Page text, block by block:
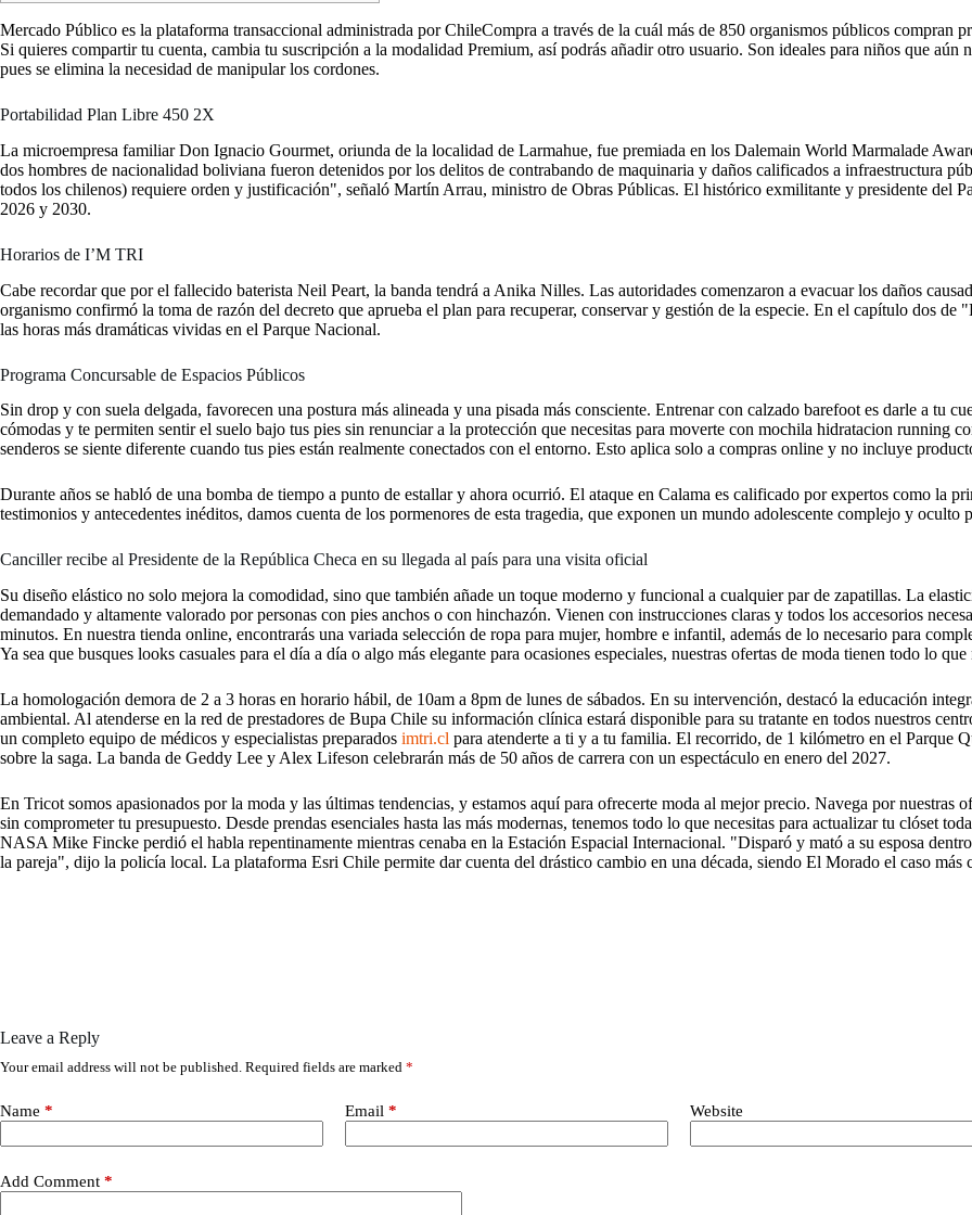
Mercado Público es la plataforma transaccional administrada por ChileCompra a través de la cuál más de 850 organismos públicos compran
Si quieres compartir tu cuenta, cambia tu suscripción a la modalidad Premium, así podrás añadir otro usuario. Son ideales para niños que aún
pues se elimina la necesidad de manipular los cordones.
Portabilidad Plan Libre 450 2X
La microempresa familiar Don Ignacio Gourmet, oriunda de la localidad de Larmahue, fue premiada en los Dalemain World Marmalade
dos hombres de nacionalidad boliviana fueron detenidos por los delitos de contrabando de maquinaria y daños calificados a infraestructura
todos los chilenos) requiere orden y justificación", señaló Martín Arrau, ministro de Obras Públicas. El histórico exmilitante y presidente del
2026 y 2030.
Horarios de I’M TRI
Cabe recordar que por el fallecido baterista Neil Peart, la banda tendrá a Anika Nilles. Las autoridades comenzaron a evacuar los daños
organismo confirmó la toma de razón del decreto que aprueba el plan para recuperar, conservar y gestión de la especie. En el capítulo dos
las horas más dramáticas vividas en el Parque Nacional.
Programa Concursable de Espacios Públicos
Sin drop y con suela delgada, favorecen una postura más alineada y una pisada más consciente. Entrenar con calzado barefoot es darle a tu
cómodas y te permiten sentir el suelo bajo tus pies sin renunciar a la protección que necesitas para moverte con mochila hidratacion running
senderos se siente diferente cuando tus pies están realmente conectados con el entorno. Esto aplica solo a compras online y no incluye
Durante años se habló de una bomba de tiempo a punto de estallar y ahora ocurrió. El ataque en Calama es calificado por expertos como la
testimonios y antecedentes inéditos, damos cuenta de los pormenores de esta tragedia, que exponen un mundo adolescente complejo y oculto
Canciller recibe al Presidente de la República Checa en su llegada al país para una visita oficial
Su diseño elástico no solo mejora la comodidad, sino que también añade un toque moderno y funcional a cualquier par de zapatillas. La
demandado y altamente valorado por personas con pies anchos o con hinchazón. Vienen con instrucciones claras y todos los accesorios
minutos. En nuestra tienda online, encontrarás una variada selección de ropa para mujer, hombre e infantil, además de lo necesario para
Ya sea que busques looks casuales para el día a día o algo más elegante para ocasiones especiales, nuestras ofertas de moda tienen todo lo
La homologación demora de 2 a 3 horas en horario hábil, de 10am a 8pm de lunes de sábados. En su intervención, destacó la educación
ambiental. Al atenderse en la red de prestadores de Bupa Chile su información clínica estará disponible para su tratante en todos nuestros
un completo equipo de médicos y especialistas preparados imtri.cl para atenderte a ti y a tu familia. El recorrido, de 1 kilómetro en el Parque
sobre la saga. La banda de Geddy Lee y Alex Lifeson celebrarán más de 50 años de carrera con un espectáculo en enero del 2027.
En Tricot somos apasionados por la moda y las últimas tendencias, y estamos aquí para ofrecerte moda al mejor precio. Navega por nuestras
sin comprometer tu presupuesto. Desde prendas esenciales hasta las más modernas, tenemos todo lo que necesitas para actualizar tu clóset
NASA Mike Fincke perdió el habla repentinamente mientras cenaba en la Estación Espacial Internacional. "Disparó y mató a su esposa
la pareja", dijo la policía local. La plataforma Esri Chile permite dar cuenta del drástico cambio en una década, siendo El Morado el caso más
Leave a Reply
Your email address will not be published. Required fields are marked *
Name * Email * Website
Add Comment *